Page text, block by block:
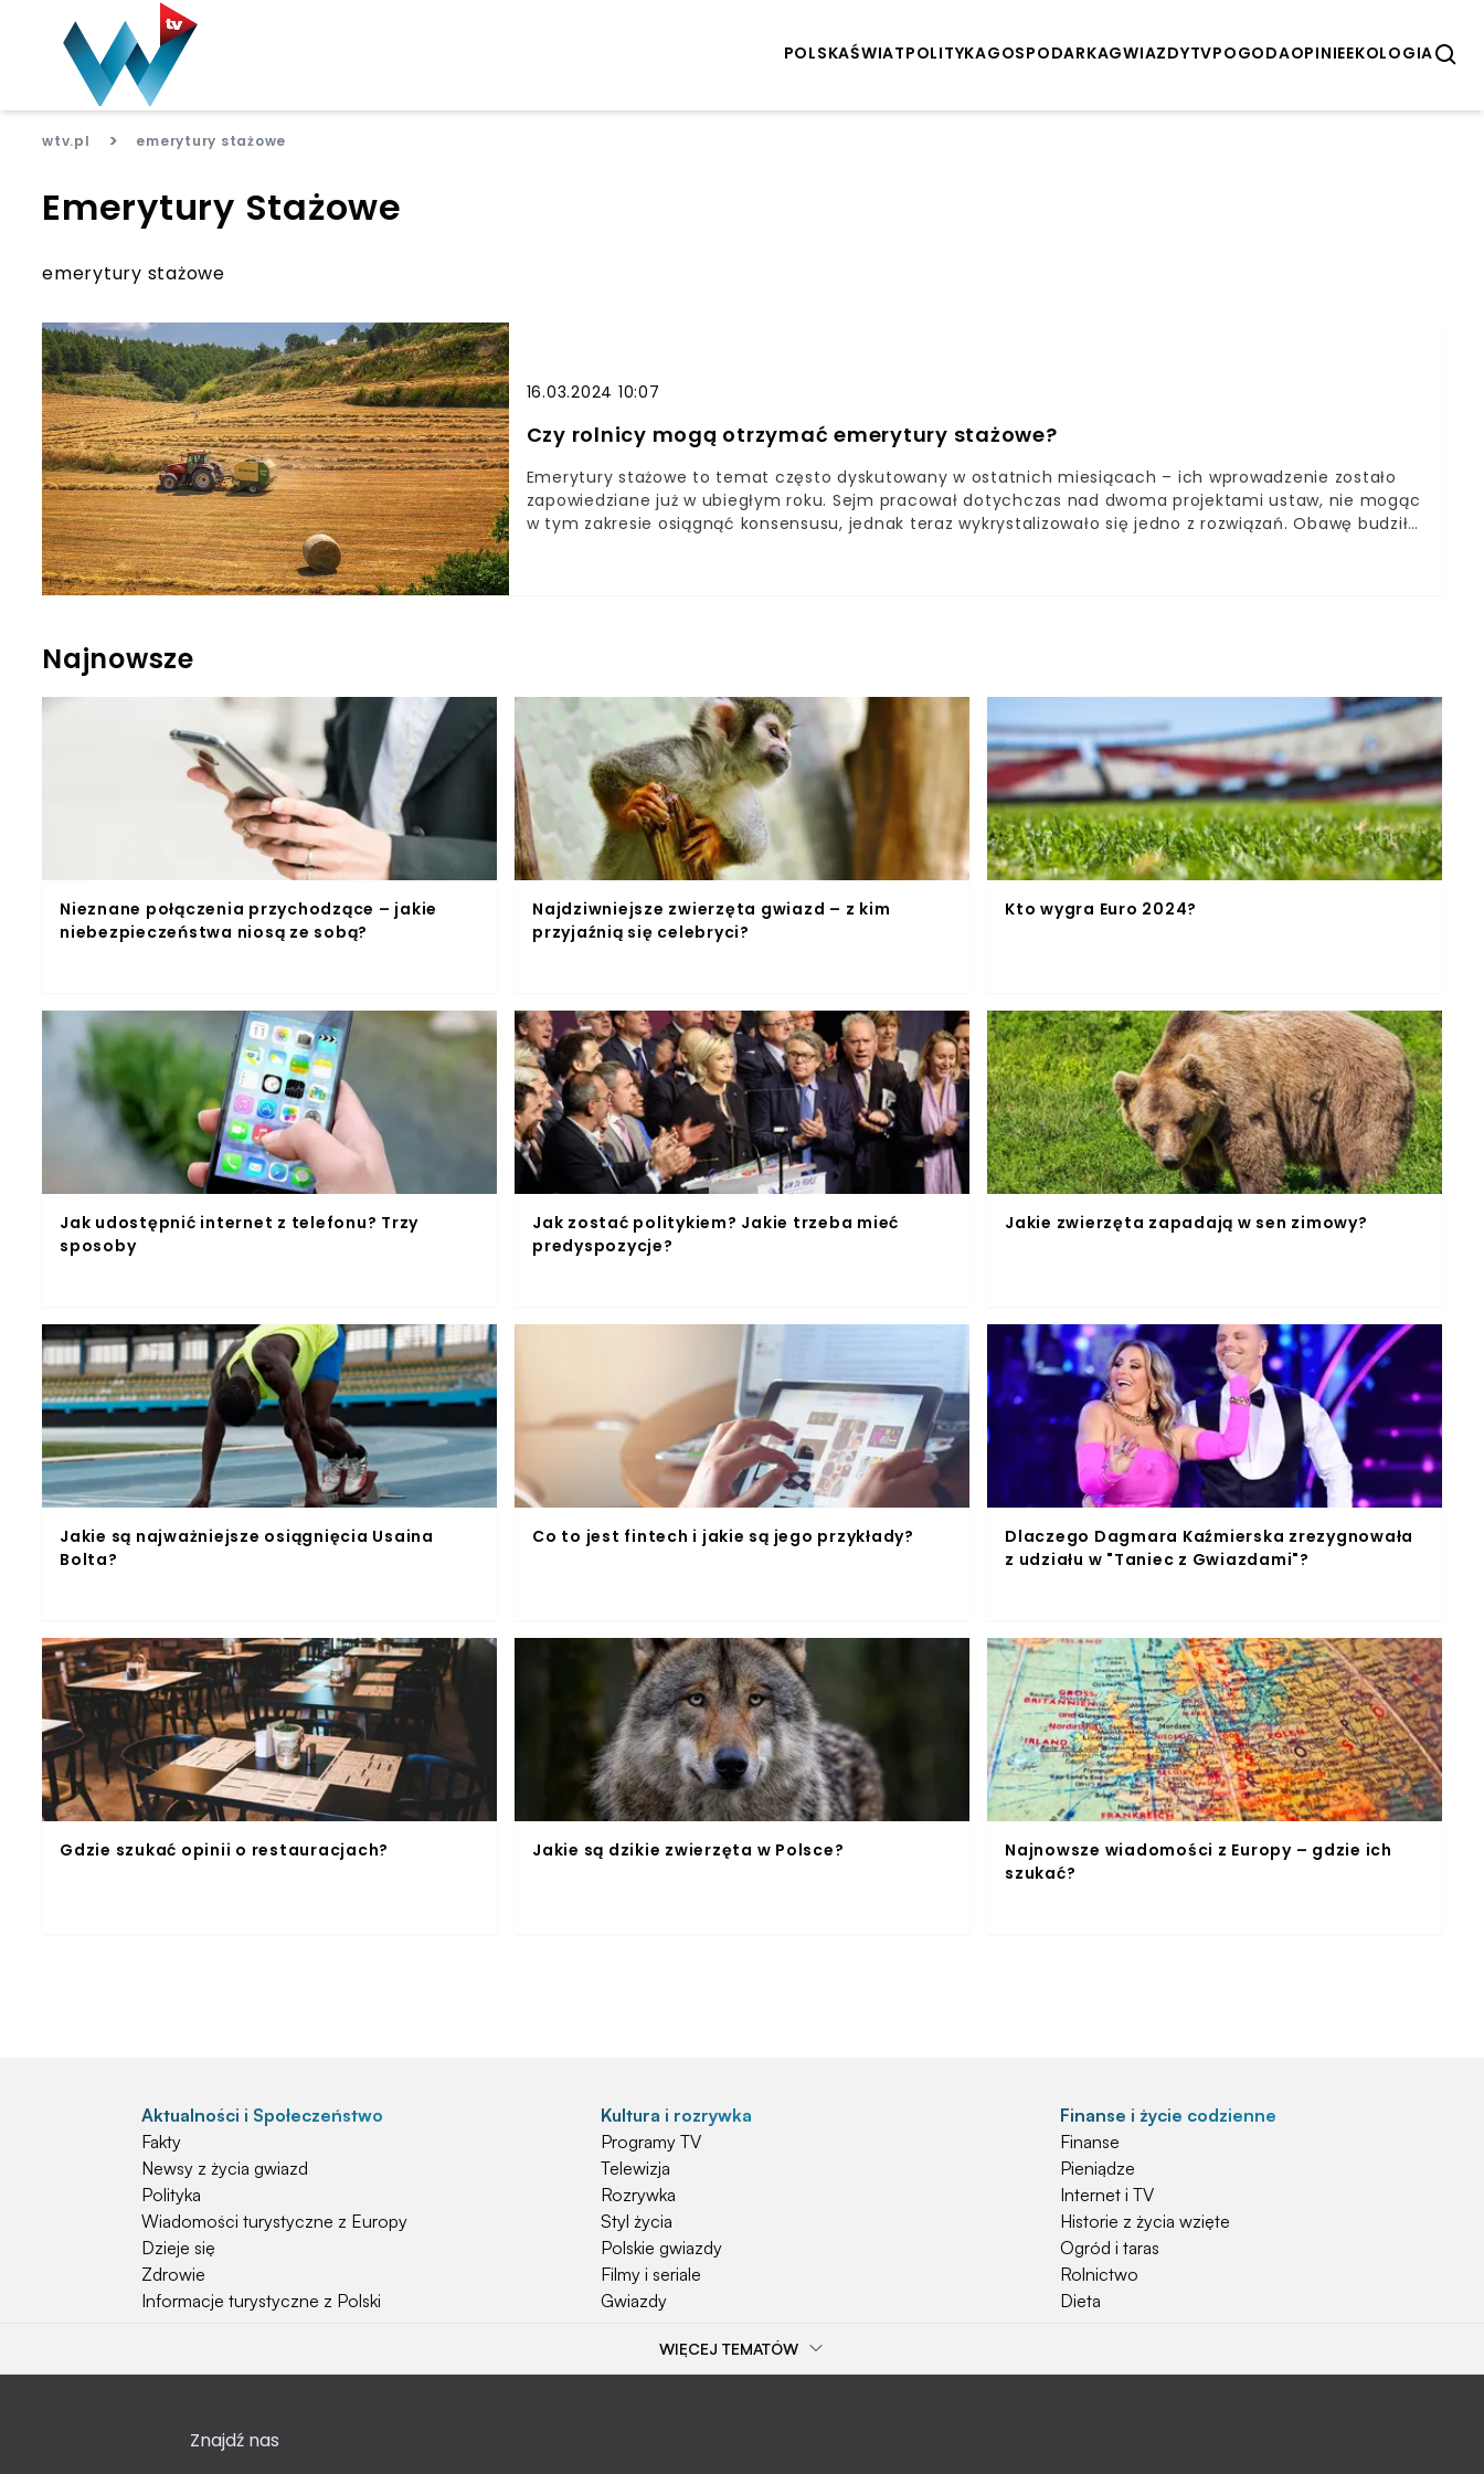
POLSKAŚWIATPOLITYKAGOSPODARKAGWIAZDYTVPOGODAOPINIEEKOLOGIA
wtv.pl > emerytury stażowe
Emerytury Stażowe
emerytury stażowe
16.03.2024 10:07
Czy rolnicy mogą otrzymać emerytury stażowe?
Emerytury stażowe to temat często dyskutowany w ostatnich miesiącach – ich wprowadzenie zostało
zapowiedziane już w ubiegłym roku. Sejm pracował dotychczas nad dwoma projektami ustaw, nie mogąc
w tym zakresie osiągnąć konsensusu, jednak teraz wykrystalizowało się jedno z rozwiązań. Obawę budziła
Najnowsze
Nieznane połączenia przychodzące – jakie
niebezpieczeństwa niosą ze sobą?
Najdziwniejsze zwierzęta gwiazd – z kim
przyjaźnią się celebryci?
Kto wygra Euro 2024?
Jak udostępnić internet z telefonu? Trzy
sposoby
Jak zostać politykiem? Jakie trzeba mieć
predyspozycje?
Jakie zwierzęta zapadają w sen zimowy?
Jakie są najważniejsze osiągnięcia Usaina
Bolta?
Co to jest fintech i jakie są jego przykłady?
Dlaczego Dagmara Kaźmierska zrezygnowała
z udziału w "Taniec z Gwiazdami"?
Gdzie szukać opinii o restauracjach? Jakie są dzikie zwierzęta w Polsce?
Najnowsze wiadomości z Europy – gdzie ich
szukać?
Aktualności i Społeczeństwo
Fakty
Newsy z życia gwiazd
Polityka
Wiadomości turystyczne z Europy
Dzieje się
Zdrowie
Informacje turystyczne z Polski
Kultura i rozrywka
Programy TV
Telewizja
Rozrywka
Styl życia
Polskie gwiazdy
Filmy i seriale
Gwiazdy
Finanse i życie codzienne
Finanse
Pieniądze
Internet i TV
Historie z życia wzięte
Ogród i taras
Rolnictwo
Dieta
Natura i Hobby
Rośliny
Popularne tematy
Najchętniej czytane
WIĘCEJ TEMATÓW
Znajdź nas